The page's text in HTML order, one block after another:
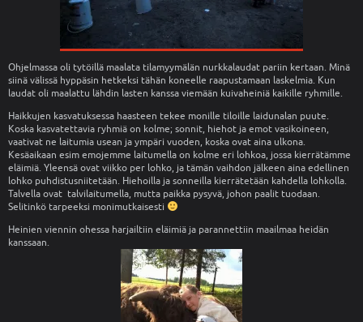
Ohjelmassa oli tytöillä maalata tilamyymälän nurkkalaudat pariin kertaan. Minä
siinä välissä hyppäsin hetkeksi tähän koneelle raapustamaan laskelmia. Kun
laudat oli maalattu lähdin lasten kanssa viemään kuivaheiniä kaikille ryhmille.
Haikkujen kasvatuksessa haasteen tekee monille tiloille laidunalan puute.
Koska kasvatettavia ryhmiä on kolme; sonnit, hiehot ja emot vasikoineen,
vaativat ne laitumia usean ja ympäri vuoden, koska ovat aina ulkona.
Kesäaikaan esim emojemme laitumella on kolme eri lohkoa, jossa kierrätämme
eläimiä. Yleensä ovat viikko per lohko, ja tämän vaihdon jälkeen aina edellinen
lohko puhdistusniitetään. Hiehoilla ja sonneilla kierrätetään kahdella lohkolla.
Talvella ovat talvilaitumella, mutta paikka pysyvä, johon paalit tuodaan.
Selitinkö tarpeeksi monimutkaisesti
Heinien viennin ohessa harjailtiin eläimiä ja parannettiin maailmaa heidän
kanssaan.